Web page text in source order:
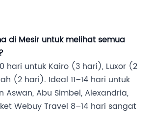
di Mesir untuk melihat semua
hari untuk Kairo (3 hari), Luxor (2
(2 hari). Ideal 11–14 hari untuk
Aswan, Abu Simbel, Alexandria,
Webuy Travel 8–14 hari sangat